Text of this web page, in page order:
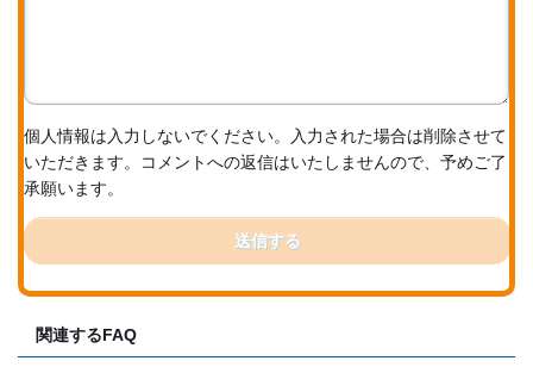
個人情報は入力しないでください。入力された場合は削除させて
いただきます。コメントへの返信はいたしませんので、予めご了
承願います。
送信する
関連するFAQ